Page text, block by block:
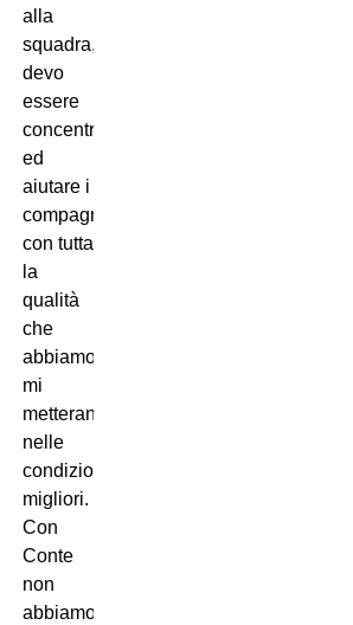
alla
squadra,
devo
essere
concentrato
ed
aiutare i
compagni
con tutta
la
qualità
che
abbiamo
mi
metteranno
nelle
condizioni
migliori.
Con
Conte
non
abbiamo